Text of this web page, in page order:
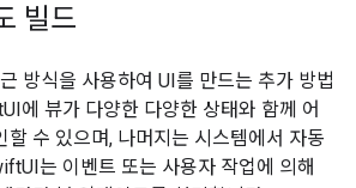
빌드
방식을 사용하여 UI를 만드는 추가 방법
에 뷰가 다양한 다양한 상태와 함께 어
할 수 있으며, 나머지는 시스템에서 자동
는 이벤트 또는 사용자 작업에 의해